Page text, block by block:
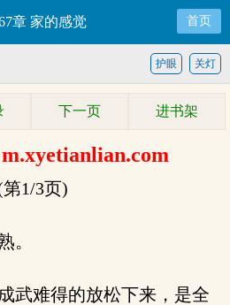
章 家的感觉 首页
关灯
护眼
下一页 进书架
1/3页)
。
武难得的放松下来，是全